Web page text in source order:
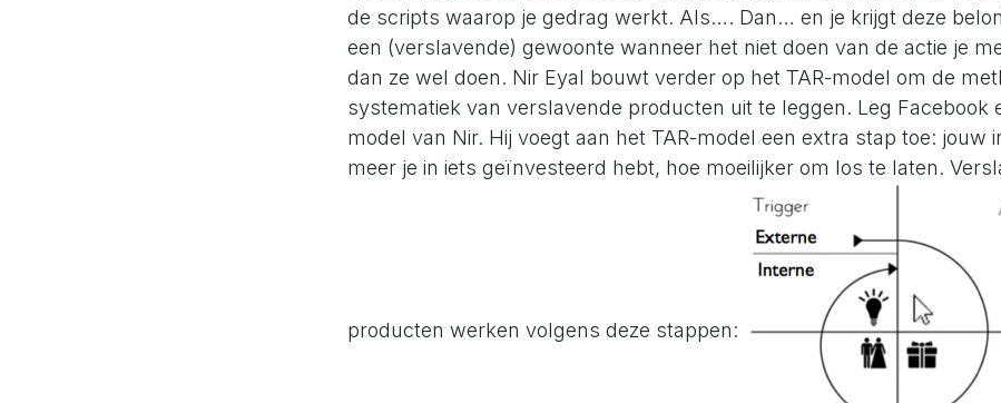
de scripts waarop je gedrag werkt. Als…. Dan… en je krijgt deze
een (verslavende) gewoonte wanneer het niet doen van de actie je
dan ze wel doen. Nir Eyal bouwt verder op het TAR-model om de
systematiek van verslavende producten uit te leggen. Leg Facebook
model van Nir. Hij voegt aan het TAR-model een extra stap toe: jouw
meer je in iets geïnvesteerd hebt, hoe moeilijker om los te laten.
producten werken volgens deze stappen: